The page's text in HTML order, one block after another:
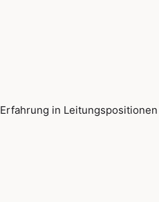
Erfahrung in Leitungspositionen